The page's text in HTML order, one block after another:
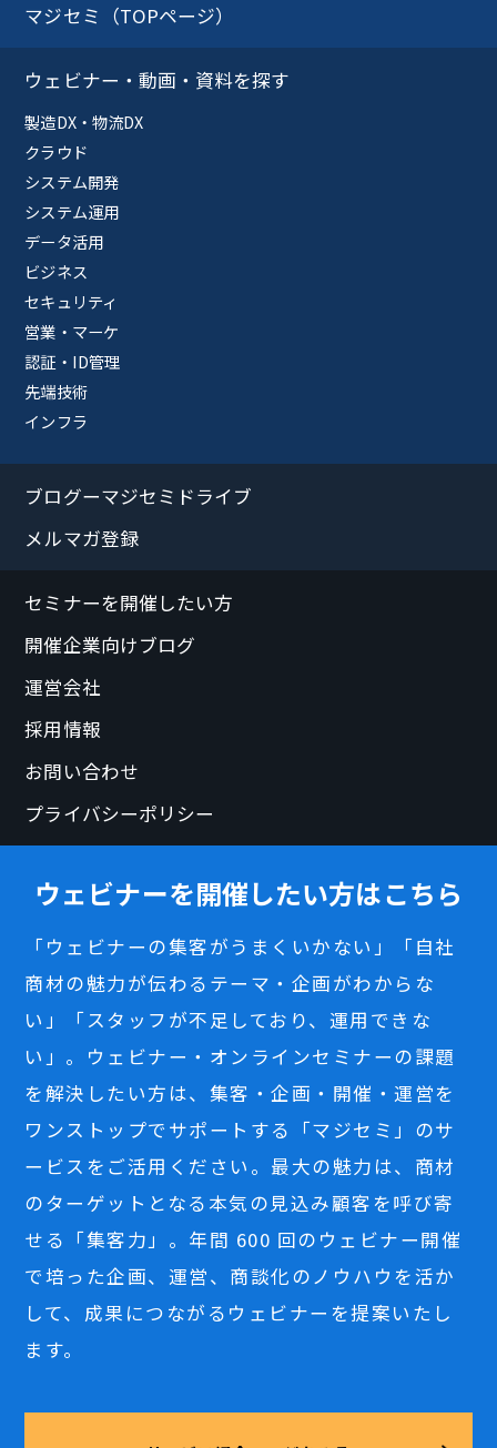
マジセミ（TOPページ）
ウェビナー・動画・資料を探す
製造DX・物流DX
クラウド
システム開発
システム運用
データ活用
ビジネス
セキュリティ
営業・マーケ
認証・ID管理
先端技術
インフラ
ブログーマジセミドライブ
メルマガ登録
セミナーを開催したい方
開催企業向けブログ
運営会社
採用情報
お問い合わせ
プライバシーポリシー
ウェビナーを開催したい方はこちら
「ウェビナーの集客がうまくいかない」「自社
商材の魅力が伝わるテーマ・企画がわからな
い」「スタッフが不足しており、運用できな
い」。ウェビナー・オンラインセミナーの課題
を解決したい方は、集客・企画・開催・運営を
ワンストップでサポートする「マジセミ」のサ
ービスをご活用ください。最大の魅力は、商材
のターゲットとなる本気の見込み顧客を呼び寄
せる「集客力」。年間 600 回のウェビナー開催
で培った企画、運営、商談化のノウハウを活か
して、成果につながるウェビナーを提案いたし
ます。